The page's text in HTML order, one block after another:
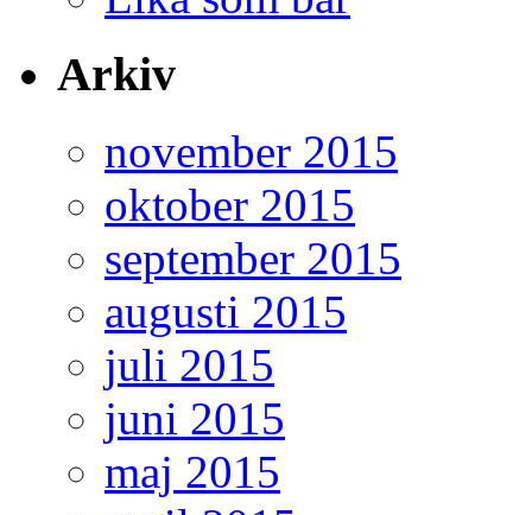
Arkiv
november 2015
oktober 2015
september 2015
augusti 2015
juli 2015
juni 2015
maj 2015